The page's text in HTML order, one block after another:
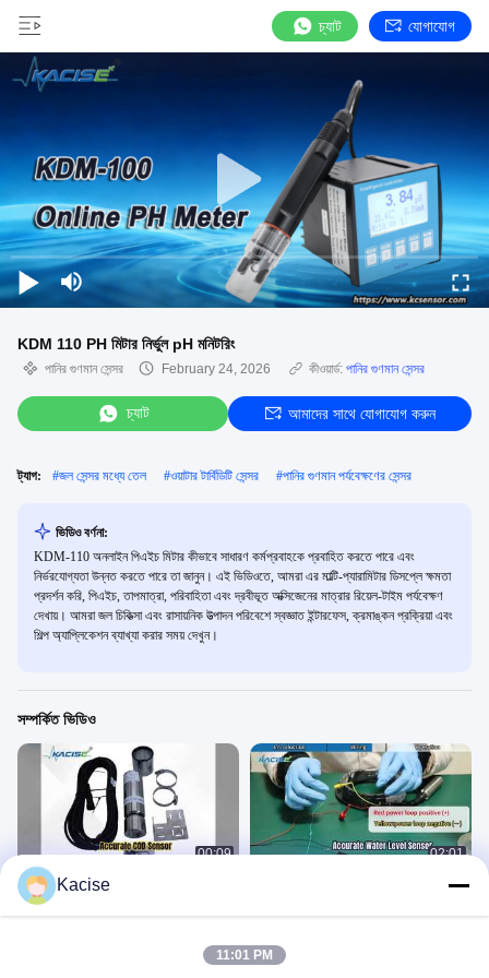
চ্যাট যোগাযোগ
KDM 110 PH মিটার নির্ভুল pH মনিটরিং
পানির গুণমান সেন্সর February 24, 2026 কীওয়ার্ড: পানির গুণমান সেন্সর
চ্যাট আমাদের সাথে যোগাযোগ করুন
ট্যাগ: #জল সেন্সর মধ্যে তেল #ওয়াটার টার্বিডিটি সেন্সর #পানির গুণমান পর্যবেক্ষণের সেন্সর
ভিডিও বর্ণনা:
KDM-110 অনলাইন পিএইচ মিটার কীভাবে সাধারণ কর্মপ্রবাহকে প্রবাহিত করতে পারে এবং
নির্ভরযোগ্যতা উন্নত করতে পারে তা জানুন। এই ভিডিওতে, আমরা এর মাল্টি-প্যারামিটার ডিসপ্লে ক্ষমতা
প্রদর্শন করি, পিএইচ, তাপমাত্রা, পরিবাহিতা এবং দ্রবীভূত অক্সিজেনের মাত্রার রিয়েল-টাইম পর্যবেক্ষণ
দেখায়। আমরা জল চিকিত্সা এবং রাসায়নিক উত্পাদন পরিবেশে স্বজ্ঞাত ইন্টারফেস, ক্রমাঙ্কন প্রক্রিয়া এবং
শিল্প অ্যাপ্লিকেশন ব্যাখ্যা করার সময় দেখুন।
সম্পর্কিত ভিডিও
00:09
নির্ভুল COD সেন্সর RS485 Modbus IP68
পানির গুণমান সেন্সর
02:01
Kacise
11:01 PM